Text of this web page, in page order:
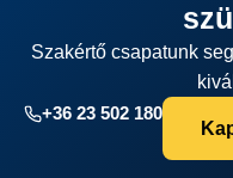
Szakértő csapatunk
+36 23 502 180